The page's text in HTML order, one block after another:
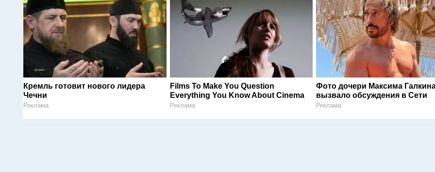
Кремль готовит нового лидера
Чечни
Реклама
Films To Make You Question
Everything You Know About Cinema
Реклама
Фото дочери Максима
вызвало обсуждения в Сети
Реклама